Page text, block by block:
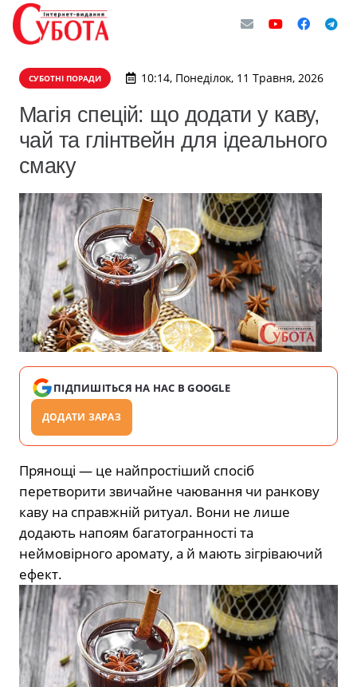
СУБОТНІ ПОРАДИ 10:14, Понеділок, 11 Травня, 2026
Магія спецій: що додати у каву,
чай та глінтвейн для ідеального
смаку
ПІДПИШІТЬСЯ НА НАС В GOOGLE
ДОДАТИ ЗАРАЗ
Прянощі — це найпростіший спосіб
перетворити звичайне чаювання чи ранкову
каву на справжній ритуал. Вони не лише
додають напоям багатогранності та
неймовірного аромату, а й мають зігріваючий
ефект.